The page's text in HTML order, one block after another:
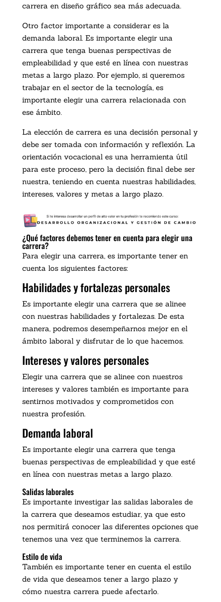
carrera en diseño gráfico sea más adecuada.
Otro factor importante a considerar es la
demanda laboral. Es importante elegir una
carrera que tenga buenas perspectivas de
empleabilidad y que esté en línea con nuestras
metas a largo plazo. Por ejemplo, si queremos
trabajar en el sector de la tecnología, es
importante elegir una carrera relacionada con
ese ámbito.
La elección de carrera es una decisión personal y
debe ser tomada con información y reflexión. La
orientación vocacional es una herramienta útil
para este proceso, pero la decisión final debe ser
nuestra, teniendo en cuenta nuestras habilidades,
intereses, valores y metas a largo plazo.
¿Qué factores debemos tener en cuenta para elegir una
carrera?
Para elegir una carrera, es importante tener en
cuenta los siguientes factores:
Habilidades y fortalezas personales
Es importante elegir una carrera que se alinee
con nuestras habilidades y fortalezas. De esta
manera, podremos desempeñarnos mejor en el
ámbito laboral y disfrutar de lo que hacemos.
Intereses y valores personales
Elegir una carrera que se alinee con nuestros
intereses y valores también es importante para
sentirnos motivados y comprometidos con
nuestra profesión.
Demanda laboral
Es importante elegir una carrera que tenga
buenas perspectivas de empleabilidad y que esté
en línea con nuestras metas a largo plazo.
Salidas laborales
Es importante investigar las salidas laborales de
la carrera que deseamos estudiar, ya que esto
nos permitirá conocer las diferentes opciones que
tenemos una vez que terminemos la carrera.
Estilo de vida
También es importante tener en cuenta el estilo
de vida que deseamos tener a largo plazo y
cómo nuestra carrera puede afectarlo.